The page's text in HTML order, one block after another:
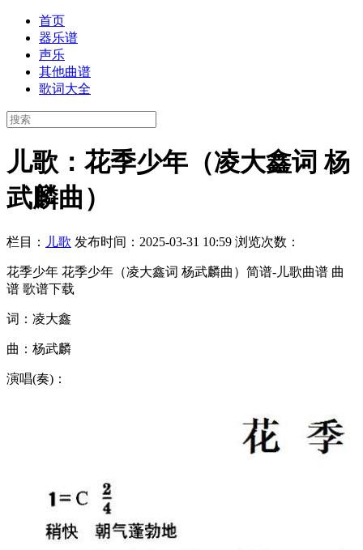
首页
器乐谱
声乐
其他曲谱
歌词大全
儿歌：花季少年（凌大鑫词 杨
武麟曲）
栏目： 儿歌 发布时间：2025-03-31 10:59 浏览次数：
花季少年 花季少年（凌大鑫词 杨武麟曲）简谱-儿歌曲谱 曲
谱 歌谱下载
词：凌大鑫
曲：杨武麟
演唱(奏)：